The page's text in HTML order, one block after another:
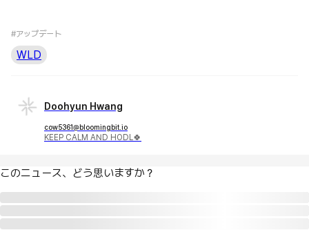
#アップデート
WLD
Doohyun Hwang
cow5361@bloomingbit.io
KEEP CALM AND HODL🍀
このニュース、どう思いますか？